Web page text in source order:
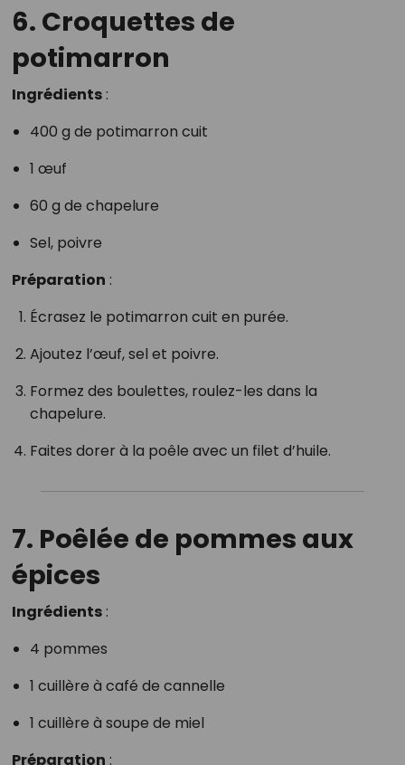
6. Croquettes de
potimarron
Ingrédients:
400 g de potimarron cuit
1 œuf
60 g de chapelure
Sel, poivre
Préparation :
Écrasez le potimarron cuit en purée.
Ajoutez l’œuf, sel et poivre.
Formez des boulettes, roulez-les dans la
chapelure.
Faites dorer à la poêle avec un filet d’huile.
7. Poêlée de pommes aux
épices
Ingrédients:
4 pommes
1 cuillère à café de cannelle
1 cuillère à soupe de miel
Préparation :